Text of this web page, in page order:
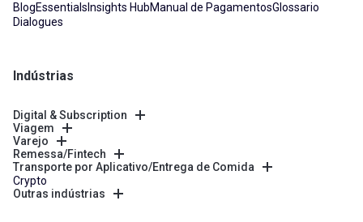
BlogEssentials Insights HubManual de PagamentosGlossario
Dialogues
Indústrias
Digital & Subscription
Viagem
Varejo
Remessa/Fintech
Transporte por Aplicativo/Entrega de Comida
Crypto
Outras indústrias